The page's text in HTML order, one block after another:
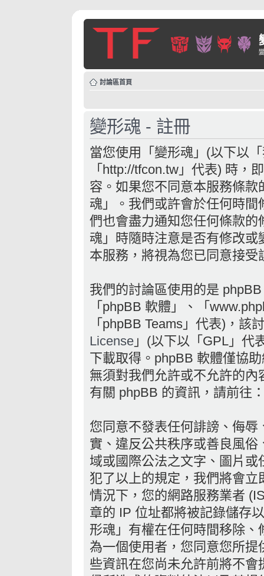
討論區首頁
變形魂 - 註冊
當您使用「變形魂」(以下以
「http://tfcon.tw」代表) 時，
容。如果您不同意本服務條
魂」。我們或許會於任何時
們也會盡力通知您任何條款
魂」時隨時注意是否有修改
本服務，將視為您已同意接受
我們的討論區使用的是
「phpBB 軟體」、「
「phpBB Teams」代表)，該
License 」(以下以「GPL」代
下載取得。phpBB 軟體僅協
無須對我們允許或不允許的
有關 phpBB 的資訊，請前往
您同意不發表任何誹謗、侮
實、違反公共秩序或善良風
域或國際公法之文字、圖片
犯了以上的規定，我們將會
情況下，您的網路服務業者
章的 IP 位址都將被記錄儲存
形魂」有權在任何時間移除
為一個使用者，您同意您所
些資訊在您尚未允許前將不